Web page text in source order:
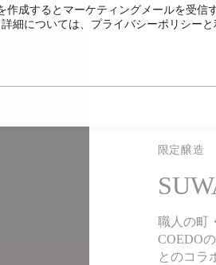
作成するとマーケティングメールを受信
細については、プライバシーポリシー
限定醸造
職人の町
COEDO
とのコラ